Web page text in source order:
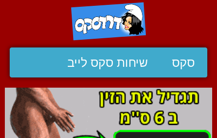
סקס שיחות סקס לייב